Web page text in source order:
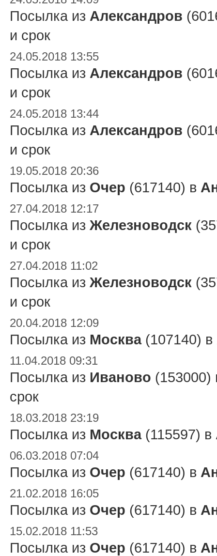
Посылка из Александров
и срок
24.05.2018 13:55
Посылка из Александров
и срок
24.05.2018 13:44
Посылка из Александров
и срок
19.05.2018 20:36
Посылка из Очер (617140) в
27.04.2018 12:17
Посылка из Железноводск
и срок
27.04.2018 11:02
Посылка из Железноводск
и срок
20.04.2018 12:09
Посылка из Москва(107140) в
11.04.2018 09:31
Посылка из Иваново
срок
18.03.2018 23:19
Посылка из Москва(115597) в
06.03.2018 07:04
Посылка из Очер (617140) в
21.02.2018 16:05
Посылка из Очер (617140) в
15.02.2018 11:53
Посылка из Очер (617140) в